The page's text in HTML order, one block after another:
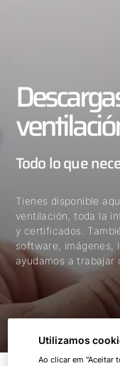
Todo lo que
Tienes disponible
ventilación, toda la
y certificados.
software, imágenes,
ayudamos a trabajar
Utilizamos
Ao clicar em "Aceitar